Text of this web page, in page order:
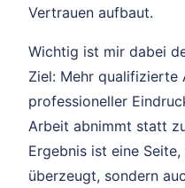
Vertrauen aufbaut.
Wichtig ist mir dabei
Ziel: Mehr qualifizierte
professioneller
Arbeit abnimmt statt
Ergebnis ist eine
überzeugt, sondern